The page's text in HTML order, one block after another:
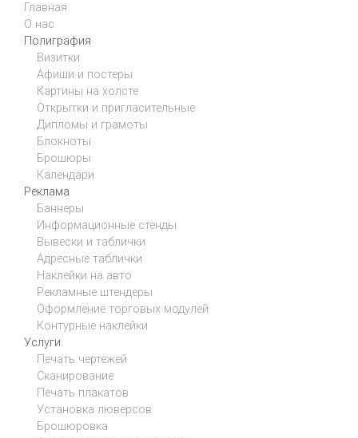
Главная
О нас
Полиграфия
Визитки
Афиши и постеры
Картины на холсте
Открытки и пригласительные
Дипломы и грамоты
Блокноты
Брошюры
Календари
Реклама
Баннеры
Информационные стенды
Вывески и таблички
Адресные таблички
Наклейки на авто
Рекламные штендеры
Оформление торговых модулей
Контурные наклейки
Услуги
Печать чертежей
Сканирование
Печать плакатов
Установка люверсов
Брошюровка